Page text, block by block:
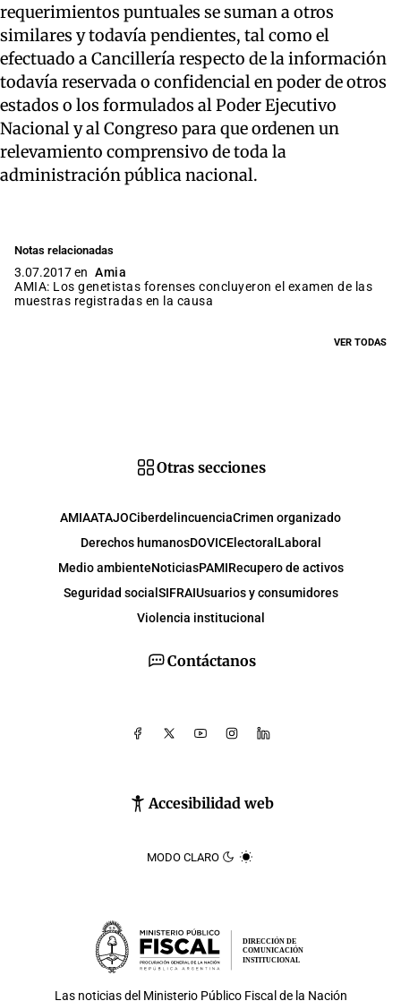
requerimientos puntuales se suman a otros
similares y todavía pendientes, tal como el
efectuado a Cancillería respecto de la información
todavía reservada o confidencial en poder de otros
estados o los formulados al Poder Ejecutivo
Nacional y al Congreso para que ordenen un
relevamiento comprensivo de toda la
administración pública nacional.
Notas relacionadas
3.07.2017 en Amia
AMIA: Los genetistas forenses concluyeron el examen de las
muestras registradas en la causa
VER TODAS
Contáctanos
Accesibilidad web
MODO CLARO
Otras secciones
AMIAATAJOCiberdelincuenciaCrimen organizado
Derechos humanosDOVICElectoral Laboral
Medio ambienteNoticiasPAMIRecupero de activos
Seguridad social SIFRAIUsuarios y consumidores
Violencia institucional
DIRECCIÓN DE
COMUNICACIÓN
INSTITUCIONAL
Las noticias del Ministerio Público Fiscal de la Nación